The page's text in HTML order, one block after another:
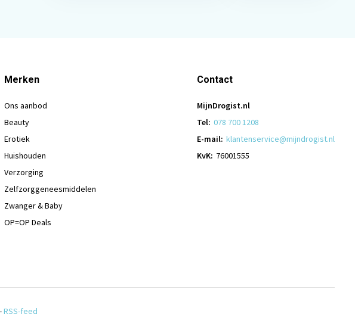
Merken
Ons aanbod
Beauty
Erotiek
Huishouden
Verzorging
Zelfzorggeneesmiddelen
Zwanger & Baby
OP=OP Deals
Contact
MijnDrogist.nl
Tel: 078 700 1208
E-mail: klantenservice@mijndrogist.nl
KvK: 76001555
-RSS-feed